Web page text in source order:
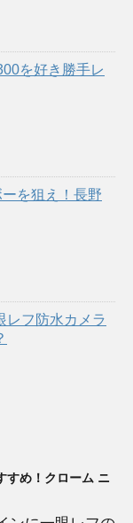
を好き勝手レ
を狙え！長野
レフ防水カメラ
すめ！クローム ニ